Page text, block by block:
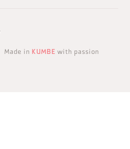
Made in KUMBE with passion